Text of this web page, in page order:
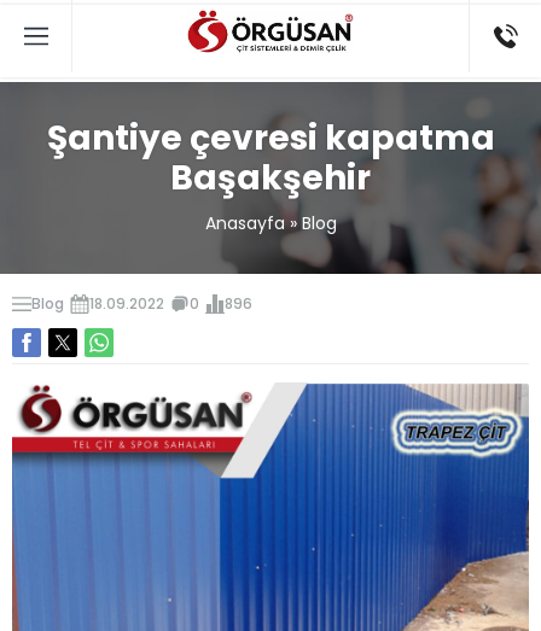
Şantiye çevresi kapatma
Başakşehir
Anasayfa» Blog
Blog 18.09.2022 0 896